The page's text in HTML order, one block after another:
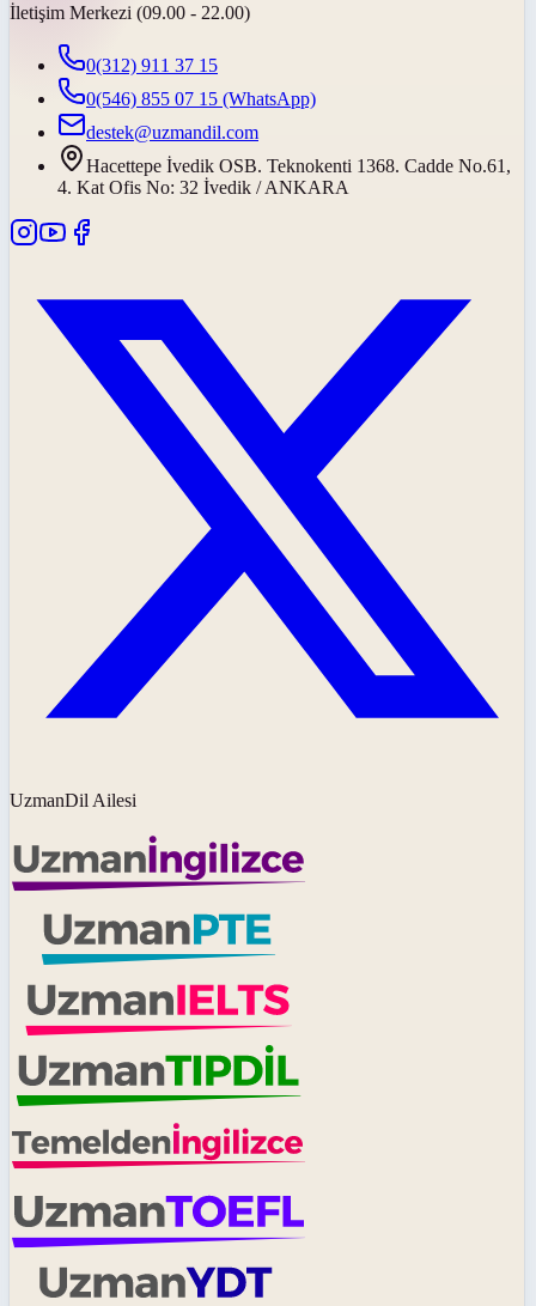
İletişim Merkezi (09.00 - 22.00)
0(312) 911 37 15
0(546) 855 07 15 (WhatsApp)
destek@uzmandil.com
Hacettepe İvedik OSB. Teknokenti 1368. Cadde No.61,
4. Kat Ofis No: 32 İvedik / ANKARA
UzmanDil Ailesi